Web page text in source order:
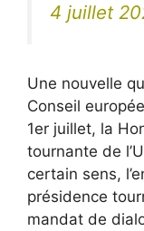
4 juillet
Une nouvelle
Conseil
1er juillet, la
tournante de
certain sens,
présidence
mandat de